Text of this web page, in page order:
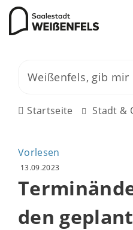
Startseite Stadt &
Vorlesen
13.09.2023
den